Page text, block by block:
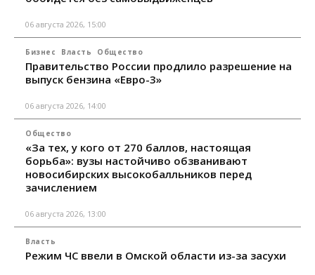
06 августа 2026, 15:00
Бизнес Власть Общество
Правительство России продлило разрешение на
выпуск бензина «Евро-3»
06 августа 2026, 14:00
Общество
«За тех, у кого от 270 баллов, настоящая
борьба»: вузы настойчиво обзванивают
новосибирских высокобалльников перед
зачислением
06 августа 2026, 13:00
Власть
Режим ЧС ввели в Омской области из-за засухи